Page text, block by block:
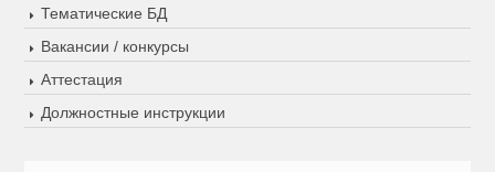
Тематические БД
Вакансии / конкурсы
Аттестация
Должностные инструкции